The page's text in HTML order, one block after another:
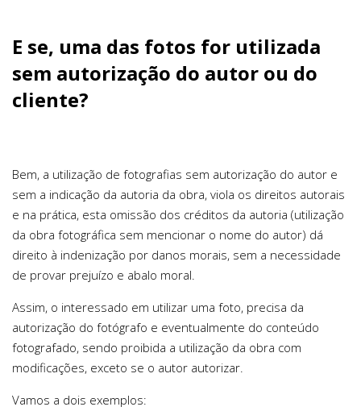
E se, uma das fotos for utilizada
sem autorização do autor ou do
cliente?
Bem, a utilização de fotografias sem autorização do autor e
sem a indicação da autoria da obra, viola os direitos autorais
e na prática, esta omissão dos créditos da autoria (utilização
da obra fotográfica sem mencionar o nome do autor) dá
direito à indenização por danos morais, sem a necessidade
de provar prejuízo e abalo moral.
Assim, o interessado em utilizar uma foto, precisa da
autorização do fotógrafo e eventualmente do conteúdo
fotografado, sendo proibida a utilização da obra com
modificações, exceto se o autor autorizar.
Vamos a dois exemplos: